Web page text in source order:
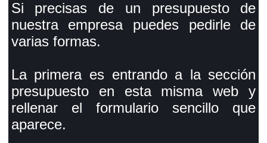
Si precisas de un presupuesto de
nuestra empresa puedes pedirle de
varias formas.
La primera es entrando a la sección
presupuesto en esta misma web y
rellenar el formulario sencillo que
aparece.